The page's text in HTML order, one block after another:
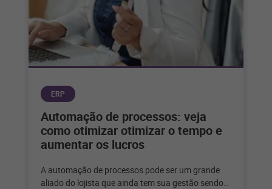
ERP
Automação de processos: veja
como otimizar otimizar o tempo e
aumentar os lucros
A automação de processos pode ser um grande
aliado do lojista que ainda tem sua gestão sendo